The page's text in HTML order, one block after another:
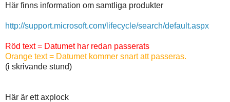
Här finns information om samtliga produkter
http://support.microsoft.com/lifecycle/search/default.aspx
Röd text = Datumet har redan passerats
Orange text = Datumet kommer snart att passeras.
(i skrivande stund)
Här är ett axplock